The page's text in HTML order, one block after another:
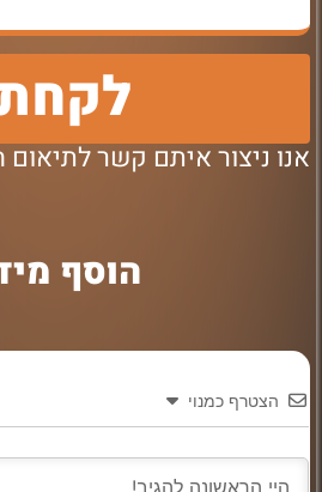
אנו ניצור איתם קשר
הוסף
הצטרף כמנוי